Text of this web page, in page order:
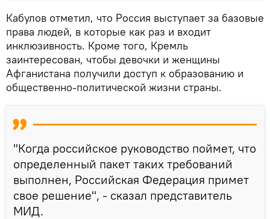
Кабулов отметил, что Россия выступает за базовые
права людей, в которые как раз и входит
инклюзивность. Кроме того, Кремль
заинтересован, чтобы девочки и женщины
Афганистана получили доступ к образованию и
общественно-политической жизни страны.
"Когда российское руководство поймет, что
определенный пакет таких требований
выполнен, Российская Федерация примет
свое решение", - сказал представитель
МИД.